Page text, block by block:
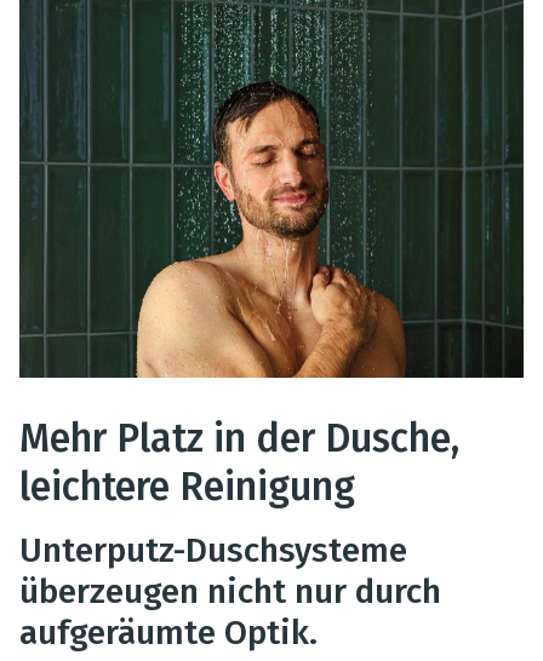
Mehr Platz in der Dusche,
leichtere Reinigung
Unterputz-Duschsysteme
überzeugen nicht nur durch
aufgeräumte Optik.